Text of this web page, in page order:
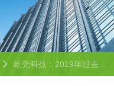
屹尧科技：2019年过去了，或许我将来会想念它